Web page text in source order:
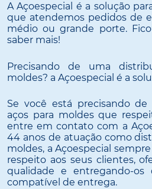
A Açoespecial é a solução
que atendemos pedidos de
médio ou grande porte.
saber mais!
Precisando de uma
moldes? a Açoespecial é a
Se você está precisando
aços para moldes que
entre em contato com a
44 anos de atuação como
moldes, a Açoespecial
respeito aos seus clientes,
qualidade e entregando-
compatível de entrega.